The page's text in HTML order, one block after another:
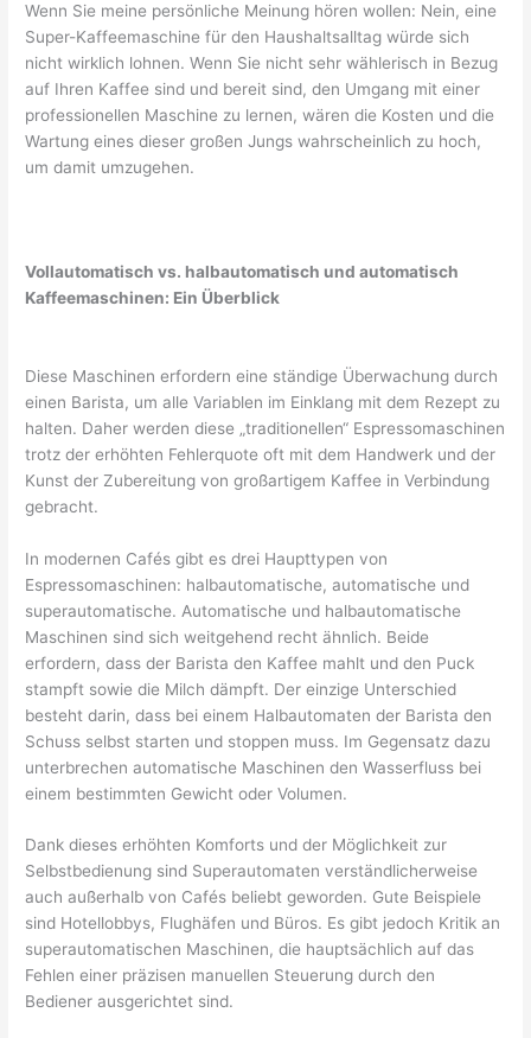
Wenn Sie meine persönliche Meinung hören wollen: Nein, eine
Super-Kaffeemaschine für den Haushaltsalltag würde sich
nicht wirklich lohnen. Wenn Sie nicht sehr wählerisch in Bezug
auf Ihren Kaffee sind und bereit sind, den Umgang mit einer
professionellen Maschine zu lernen, wären die Kosten und die
Wartung eines dieser großen Jungs wahrscheinlich zu hoch,
um damit umzugehen.
Vollautomatisch vs. halbautomatisch und automatisch
Kaffeemaschinen: Ein Überblick
Diese Maschinen erfordern eine ständige Überwachung durch
einen Barista, um alle Variablen im Einklang mit dem Rezept zu
halten. Daher werden diese „traditionellen“ Espressomaschinen
trotz der erhöhten Fehlerquote oft mit dem Handwerk und der
Kunst der Zubereitung von großartigem Kaffee in Verbindung
gebracht.
In modernen Cafés gibt es drei Haupttypen von
Espressomaschinen: halbautomatische, automatische und
superautomatische. Automatische und halbautomatische
Maschinen sind sich weitgehend recht ähnlich. Beide
erfordern, dass der Barista den Kaffee mahlt und den Puck
stampft sowie die Milch dämpft. Der einzige Unterschied
besteht darin, dass bei einem Halbautomaten der Barista den
Schuss selbst starten und stoppen muss. Im Gegensatz dazu
unterbrechen automatische Maschinen den Wasserfluss bei
einem bestimmten Gewicht oder Volumen.
Dank dieses erhöhten Komforts und der Möglichkeit zur
Selbstbedienung sind Superautomaten verständlicherweise
auch außerhalb von Cafés beliebt geworden. Gute Beispiele
sind Hotellobbys, Flughäfen und Büros. Es gibt jedoch Kritik an
superautomatischen Maschinen, die hauptsächlich auf das
Fehlen einer präzisen manuellen Steuerung durch den
Bediener ausgerichtet sind.